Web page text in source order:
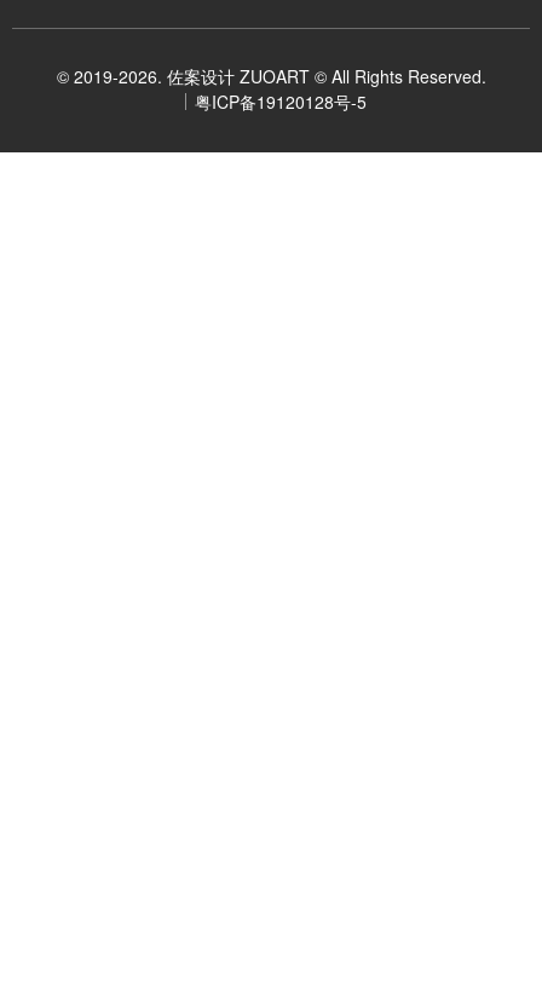
© 2019-2026. 佐案设计 ZUOART © All Rights Reserved.
粤ICP备19120128号-5